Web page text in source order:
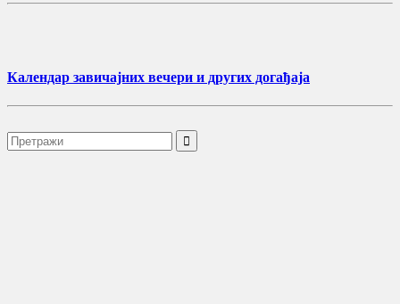
Календар завичајних вечери и других догађаја